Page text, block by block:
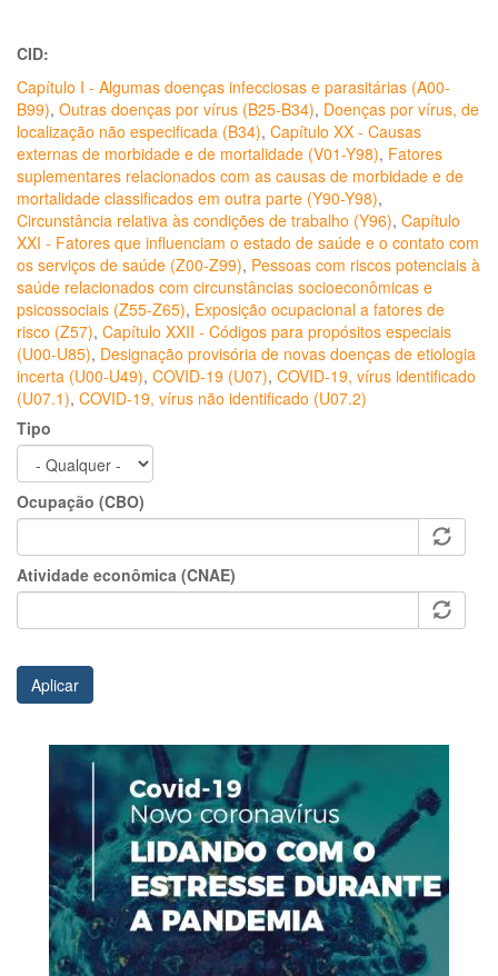
CID:
Capítulo I - Algumas doenças infecciosas e parasitárias (A00-
B99), Outras doenças por vírus (B25-B34), Doenças por vírus, de
localização não especificada (B34), Capítulo XX - Causas
externas de morbidade e de mortalidade (V01-Y98), Fatores
suplementares relacionados com as causas de morbidade e de
mortalidade classificados em outra parte (Y90-Y98),
Circunstância relativa às condições de trabalho (Y96), Capítulo
XXI - Fatores que influenciam o estado de saúde e o contato com
os serviços de saúde (Z00-Z99), Pessoas com riscos potenciais à
saúde relacionados com circunstâncias socioeconômicas e
psicossociais (Z55-Z65), Exposição ocupacional a fatores de
risco (Z57), Capítulo XXII - Códigos para propósitos especiais
(U00-U85), Designação provisória de novas doenças de etiologia
incerta (U00-U49), COVID-19 (U07), COVID-19, vírus identificado
(U07.1), COVID-19, vírus não identificado (U07.2)
Tipo
Ocupação (CBO)
Atividade econômica (CNAE)
Aplicar